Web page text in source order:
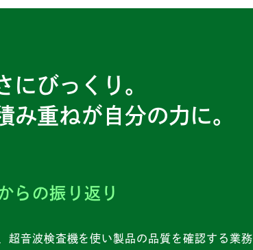
にびっくり。
み重ねが自分の力に。
らの振り返り
超音波検査機を使い製品の品質を確認する業務